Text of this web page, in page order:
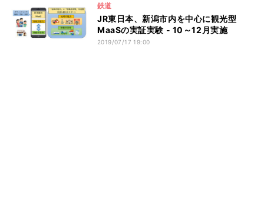
鉄道
JR東日本、新潟市内を中心に観光型
MaaSの実証実験 - 10～12月実施
2019/07/17 19:00